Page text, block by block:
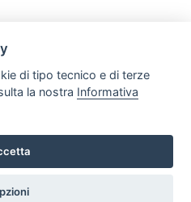
Email:
di tipo tecnico e di terze
la nostra Informativa